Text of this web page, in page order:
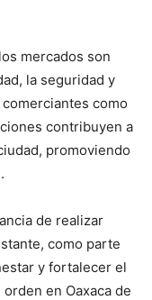
mercados son
la seguridad y
como
contribuyen a
promoviendo
de realizar
como parte
y fortalecer el
en Oaxaca de